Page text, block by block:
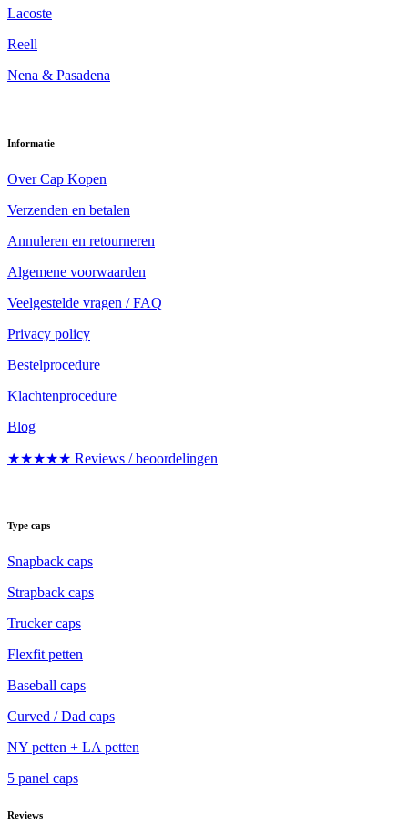
Lacoste
Reell
Nena & Pasadena
Informatie
Over Cap Kopen
Verzenden en betalen
Annuleren en retourneren
Algemene voorwaarden
Veelgestelde vragen / FAQ
Privacy policy
Bestelprocedure
Klachtenprocedure
Blog
★★★★★ Reviews / beoordelingen
Type caps
Snapback caps
Strapback caps
Trucker caps
Flexfit petten
Baseball caps
Curved / Dad caps
NY petten + LA petten
5 panel caps
Reviews